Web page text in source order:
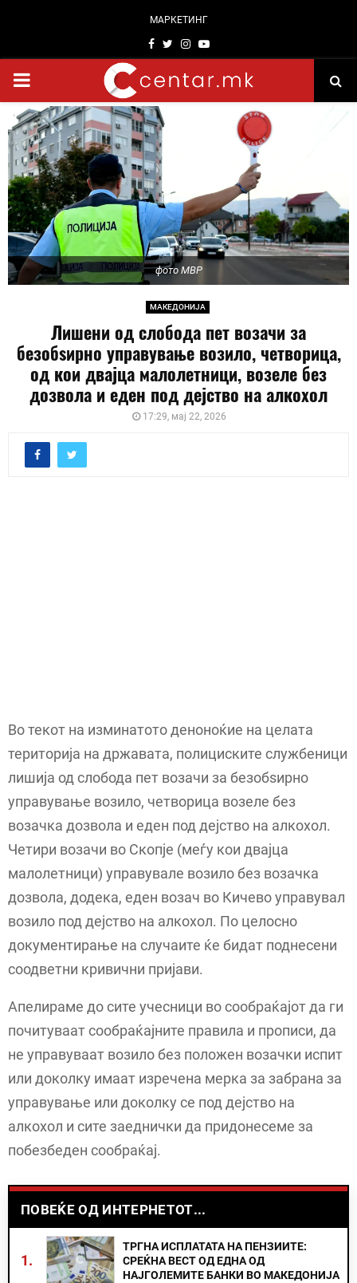
МАРКЕТИНГ
Facebook
TwitterInstagram
Youtube
PRIMARY
MENU
фото МВР
МАКЕДОНИЈА
Лишени од слобода пет возачи за
безобѕирно управување возило, четворица,
од кои двајца малолетници, возеле без
дозвола и еден под дејство на алкохол
17:29, мај 22, 2026
Во текот на изминатото деноноќие на целата
територија на државата, полициските службеници
лишија од слобода пет возачи за безобѕирно
управување возило, четворица возеле без
возачка дозвола и еден под дејство на алкохол.
Четири возачи во Скопје (меѓу кои двајца
малолетници) управувале возило без возачка
дозвола, додека, еден возач во Кичево управувал
возило под дејство на алкохол. По целосно
документирање на случаите ќе бидат поднесени
соодветни кривични пријави.
Апелираме до сите учесници во сообраќајот да ги
почитуваат сообраќајните правила и прописи, да
не управуваат возило без положен возачки испит
или доколку имаат изречена мерка за забрана за
управување или доколку се под дејство на
алкохол и сите заеднички да придонесеме за
побезбеден сообраќај.
ПОВЕЌЕ ОД ИНТЕРНЕТОТ...
1.
ТРГНА ИСПЛАТАТА НА ПЕНЗИИТЕ:
СРЕЌНА ВЕСТ ОД ЕДНА ОД
НАЈГОЛЕМИТЕ БАНКИ ВО МАКЕДОНИЈА